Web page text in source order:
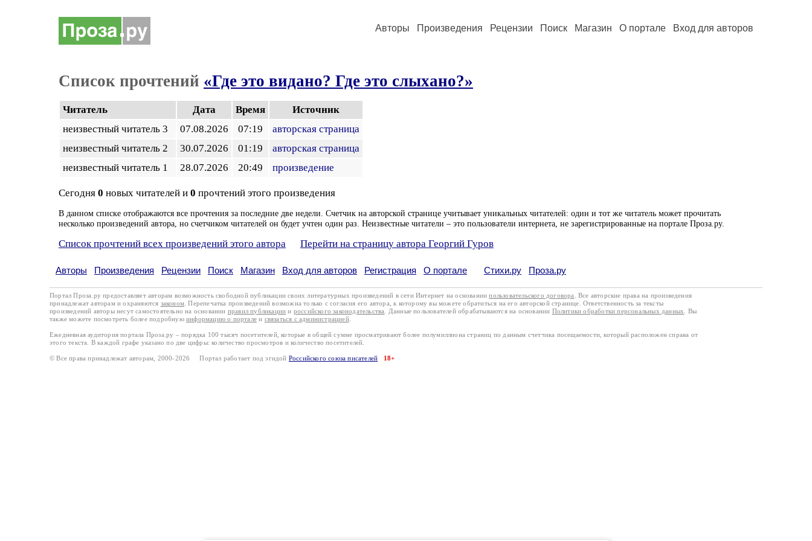
Авторы Произведения Рецензии Поиск Магазин О портале Вход для авторов
Список прочтений «Где это видано? Где это слыхано?»
Читатель Дата Время
Источник
неизвестный читатель 3
07.08.2026 07:19
авторская страница
неизвестный читатель 2
30.07.2026 01:19
авторская страница
неизвестный читатель 1
28.07.2026 20:49 произведение
Сегодня 0 новых читателей и 0 прочтений этого произведения
В данном списке отображаются все прочтения за последние две недели. Счетчик на авторской странице учитывает уникальных читателей: один и тот же читатель может прочитать
несколько произведений автора, но счетчиком читателей он будет учтен один раз. Неизвестные читатели – это пользователи интернета, не зарегистрированные на портале Проза.ру.
Список прочтений всех произведений этого автора Перейти на страницу автора Георгий Гуров
Авторы Произведения Рецензии Поиск Магазин Вход для авторов Регистрация О портале Стихи.ру Проза.ру
Портал Проза.ру предоставляет авторам возможность свободной публикации своих литературных произведений в сети Интернет на основаниипользовательского договора
. Все авторские права на произведения
принадлежат авторам и охраняются законом . Перепечатка произведений возможна только с согласия его автора, к которому вы можете обратиться на его авторской странице. Ответственность за тексты
произведений авторы несут самостоятельно на основании правил публикации и российского законодательства . Данные пользователей обрабатываются на основании Политики обработки персональных данных
. Вы
также можете посмотреть более подробную информацию о портале и связаться с администрацией.
Ежедневная аудитория портала Проза.ру – порядка 100 тысяч посетителей, которые в общей сумме просматривают более полумиллиона страниц по данным счетчика посещаемости, который расположен справа от
этого текста. В каждой графе указано по две цифры: количество просмотров и количество посетителей.
© Все права принадлежат авторам, 2000-2026 Портал работает под эгидой Российского союза писателей 18+